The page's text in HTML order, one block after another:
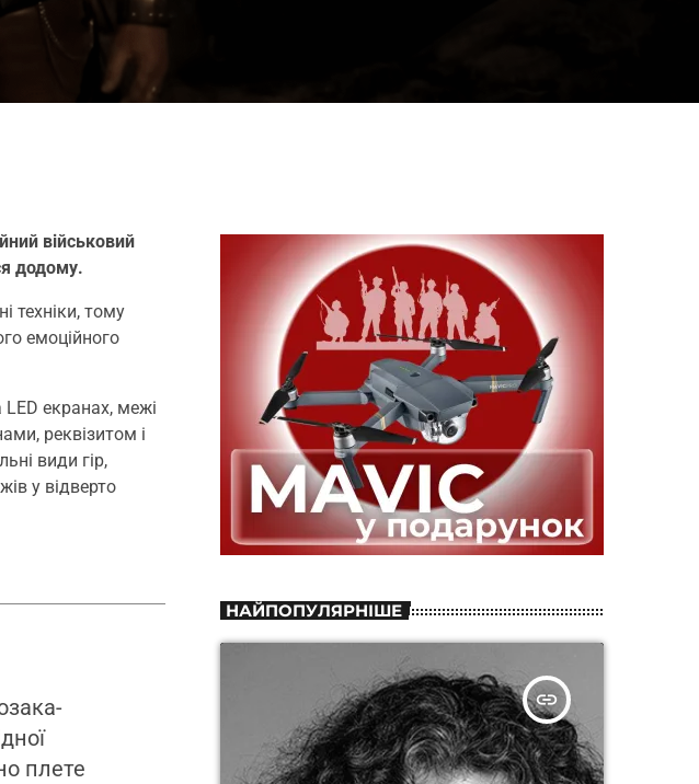
військовий
додому.
техніки, тому
емоційного
LED екранах, межі
реквізитом і
види гір,
у відверто
плете
НАЙПОПУЛЯРНІШЕ
insert_link